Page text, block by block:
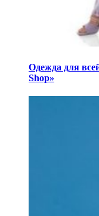
Одежда для
Shop»